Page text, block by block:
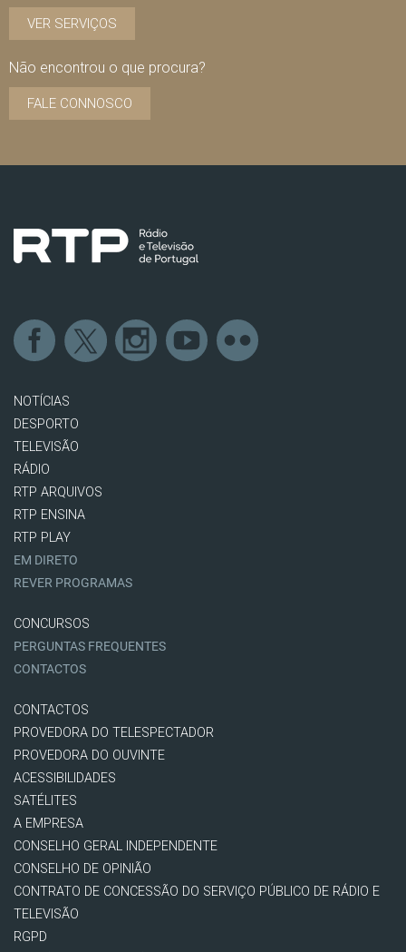
VER SERVIÇOS
Não encontrou o que procura?
FALE CONNOSCO
NOTÍCIAS
DESPORTO
TELEVISÃO
RÁDIO
RTP ARQUIVOS
RTP ENSINA
RTP PLAY
EM DIRETO
REVER PROGRAMAS
CONCURSOS
PERGUNTAS FREQUENTES
CONTACTOS
CONTACTOS
PROVEDORA DO TELESPECTADOR
PROVEDORA DO OUVINTE
ACESSIBILIDADES
SATÉLITES
A EMPRESA
CONSELHO GERAL INDEPENDENTE
CONSELHO DE OPINIÃO
CONTRATO DE CONCESSÃO DO SERVIÇO PÚBLICO DE RÁDIO E
TELEVISÃO
RGPD